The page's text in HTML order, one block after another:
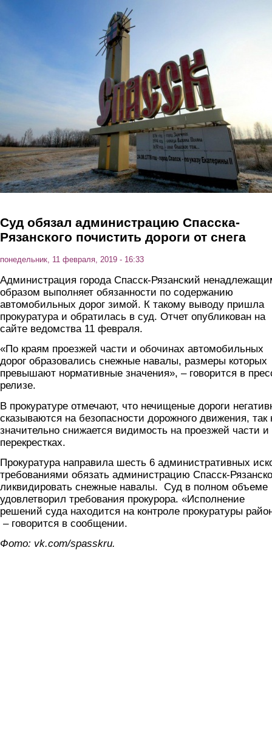
Суд обязал администрацию Спасска-
Рязанского почистить дороги от снега
понедельник, 11 февраля, 2019 - 16:33
Администрация города Спасск-Рязанский
образом выполняет обязанности по содержанию
автомобильных дорог зимой. К такому выводу пришла
прокуратура и обратилась в суд. Отчет опубликован на
сайте ведомства 11 февраля.
«По краям проезжей части и обочинах автомобильных
дорог образовались снежные навалы, размеры которых
превышают нормативные значения», – говорится в
релизе.
В прокуратуре отмечают, что нечищеные дороги
сказываются на безопасности дорожного движения, так
значительно снижается видимость на проезжей части и
перекрестках.
Прокуратура направила шесть 6 административных
требованиями обязать администрацию Спасск-
ликвидировать снежные навалы. Суд в полном объеме
удовлетворил требования прокурора. «Исполнение
решений суда находится на контроле прокуратуры
– говорится в сообщении.
Фото: vk.com/spasskru.